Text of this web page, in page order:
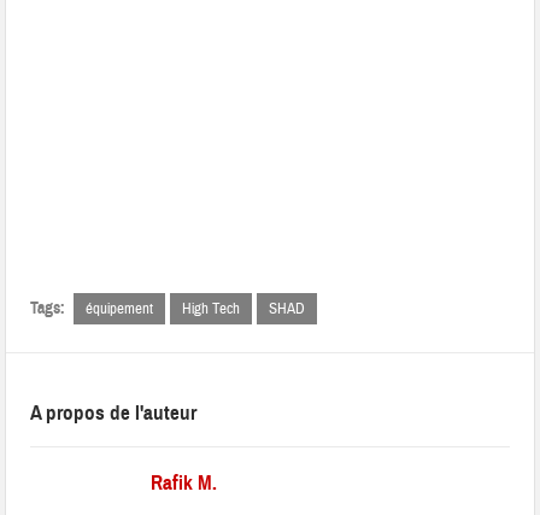
Tags: équipement High Tech SHAD
A propos de l'auteur
Rafik M.